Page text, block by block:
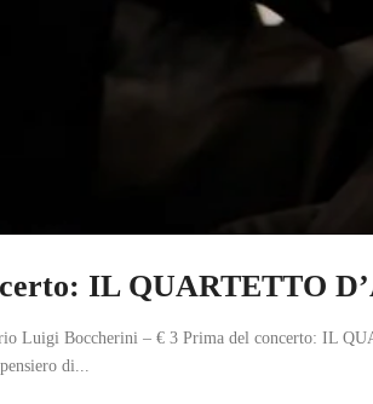
IL QUARTETTO
Luigi Boccherini – € 3 Prima del concerto: IL
di...